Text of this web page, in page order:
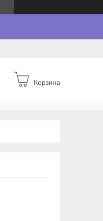
Корзина